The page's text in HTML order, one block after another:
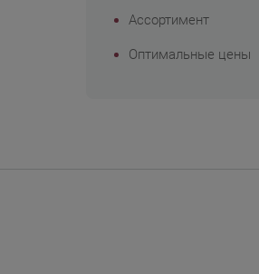
Ассортимент
Оптимальные цены